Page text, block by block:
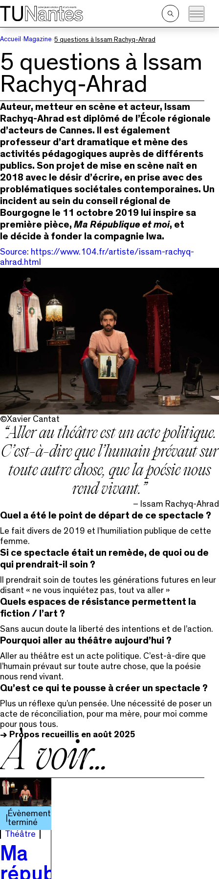
Passer directement à la navigation
Passer directement au contenu principal
Ouvrir
la
Accueil
Magazine 5 questions à Issam Rachyq-Ahrad
5 questions à Issam
Rachyq-Ahrad
Auteur, metteur en scène et acteur, Issam
Rachyq-Ahrad est diplômé de l’École régionale
d’acteurs de Cannes. Il est également
professeur d’art dramatique et mène des
activités pédagogiques auprès de différents
publics. Son projet de mise en scène naît en
2018 avec le désir d’écrire, en prise avec des
problématiques sociétales contemporaines. Un
incident au sein du conseil régional de
Bourgogne le 11 octobre 2019 lui inspire sa
première pièce, Ma République et moi, et
le décide à fonder la compagnie Iwa.
Source: https://www.104.fr/artiste/issam-rachyq-
ahrad.html
©Xavier Cantat
Aller au théâtre est un acte politique.
C’est-à-dire que l’humain prévaut sur
toute autre chose, que la poésie nous
rend vivant.
– Issam Rachyq-Ahrad
Quel a été le point de départ de ce spectacle ?
Le fait divers de 2019 et l’humiliation publique de cette
femme.
Si ce spectacle était un remède, de quoi ou de
qui prendrait-il soin ?
Il prendrait soin de toutes les générations futures en leur
disant « ne vous inquiétez pas, tout va aller »
Quels espaces de résistance permettent la
fiction / l’art ?
Sans aucun doute la liberté des intentions et de l’action.
Pourquoi aller au théâtre aujourd’hui ?
Aller au théâtre est un acte politique. C’est-à-dire que
l’humain prévaut sur toute autre chose, que la poésie
nous rend vivant.
Qu’est ce qui te pousse à créer un spectacle ?
Plus un réflexe qu’un pensée. Une nécessité de poser un
acte de réconciliation, pour ma mère, pour moi comme
pour nous tous.
-> Propos recueillis en août 2025
À voir…
Évènement
terminé
Théâtre
Ma